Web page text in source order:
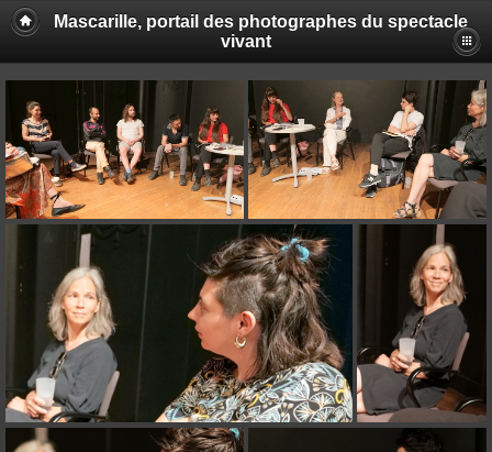
Mascarille, portail des photographes du spectacle
vivant